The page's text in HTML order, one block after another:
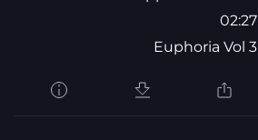
02:27
Euphoria Vol 3